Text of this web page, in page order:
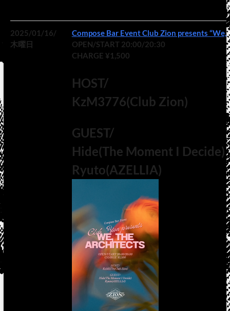
2025/01/16/
木曜日
Compose Bar Event Club Zion presents “We,
OPEN/START 20:00/20:30
CHARGE ¥1,500
HOST/
KzM3776(Club Zion)
GUEST/
Hide(The Moment I Decide)
Ryuto(AZELLIA)